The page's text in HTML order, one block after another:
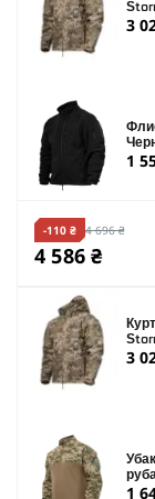
3
1
-110 ₴ 4 696 ₴
4 586 ₴
3
1